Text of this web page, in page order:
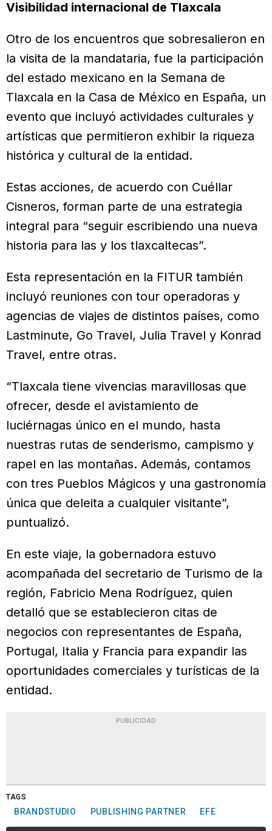
Visibilidad internacional de Tlaxcala
Otro de los encuentros que sobresalieron en
la visita de la mandataria, fue la participación
del estado mexicano en la Semana de
Tlaxcala en la Casa de México en España, un
evento que incluyó actividades culturales y
artísticas que permitieron exhibir la riqueza
histórica y cultural de la entidad.
Estas acciones, de acuerdo con Cuéllar
Cisneros, forman parte de una estrategia
integral para “seguir escribiendo una nueva
historia para las y los tlaxcaltecas”.
Esta representación en la FITUR también
incluyó reuniones con tour operadoras y
agencias de viajes de distintos países, como
Lastminute, Go Travel, Julia Travel y Konrad
Travel, entre otras.
“Tlaxcala tiene vivencias maravillosas que
ofrecer, desde el avistamiento de
luciérnagas único en el mundo, hasta
nuestras rutas de senderismo, campismo y
rapel en las montañas. Además, contamos
con tres Pueblos Mágicos y una gastronomía
única que deleita a cualquier visitante”,
puntualizó.
En este viaje, la gobernadora estuvo
acompañada del secretario de Turismo de la
región, Fabricio Mena Rodríguez, quien
detalló que se establecieron citas de
negocios con representantes de España,
Portugal, Italia y Francia para expandir las
oportunidades comerciales y turísticas de la
entidad.
PUBLICIDAD
TAGS
BRANDSTUDIO PUBLISHING PARTNER EFE